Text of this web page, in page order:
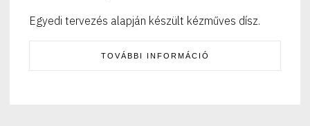
Egyedi tervezés alapján készült kézműves dísz.
TOVÁBBI INFORMÁCIÓ